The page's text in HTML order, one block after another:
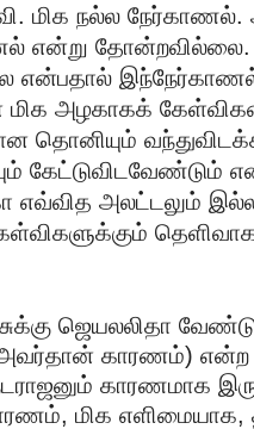
மிக நல்ல
என்று தோன்றவில்லை.
என்பதால்
மிக அழகாகக்
தொனியும்
கேட்டுவிடவேண்டும்
எவ்வித அலட்டலும்
ஜெயலலிதா
காரணம்) என்ற
காரணமாக
மிக எளிமையாக,